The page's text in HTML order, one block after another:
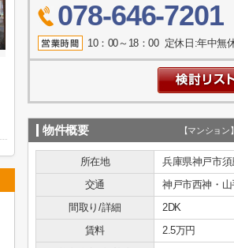
078-646-7201
10：00～18：00 定休日:年中無
物件概要 【マンショ
所在地
兵庫県神戸市須
交通
神戸市西神・
間取り/詳細
2DK
賃料
2.5万円